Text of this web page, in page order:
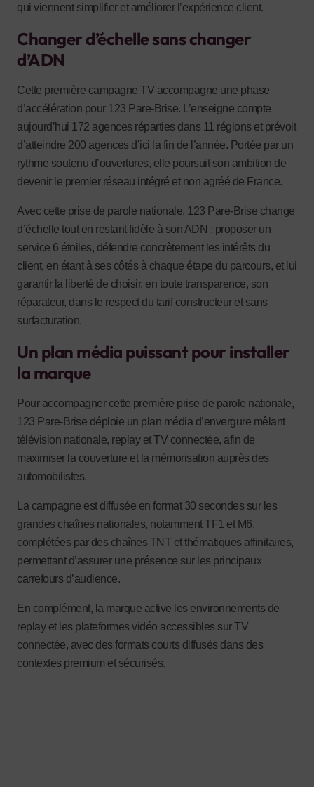
qui viennent simplifier et améliorer l’expérience client.
Changer d’échelle sans changer
d’ADN
Cette première campagne TV accompagne une phase
d’accélération pour 123 Pare-Brise. L’enseigne compte
aujourd’hui 172 agences réparties dans 11 régions et prévoit
d’atteindre 200 agences d’ici la fin de l’année. Portée par un
rythme soutenu d’ouvertures, elle poursuit son ambition de
devenir le premier réseau intégré et non agréé de France.
Avec cette prise de parole nationale, 123 Pare-Brise change
d’échelle tout en restant fidèle à son ADN : proposer un
service 6 étoiles, défendre concrètement les intérêts du
client, en étant à ses côtés à chaque étape du parcours, et lui
garantir la liberté de choisir, en toute transparence, son
réparateur, dans le respect du tarif constructeur et sans
surfacturation.
Un plan média puissant pour installer
la marque
Pour accompagner cette première prise de parole nationale,
123 Pare-Brise déploie un plan média d’envergure mêlant
télévision nationale, replay et TV connectée, afin de
maximiser la couverture et la mémorisation auprès des
automobilistes.
La campagne est diffusée en format 30 secondes sur les
grandes chaînes nationales, notamment TF1 et M6,
complétées par des chaînes TNT et thématiques affinitaires,
permettant d’assurer une présence sur les principaux
carrefours d’audience.
En complément, la marque active les environnements de
replay et les plateformes vidéo accessibles sur TV
connectée, avec des formats courts diffusés dans des
contextes premium et sécurisés.